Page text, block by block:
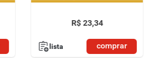
+10% OFF - Prime ou Pague c/ Cartão
R$ 23,34
lista comprar